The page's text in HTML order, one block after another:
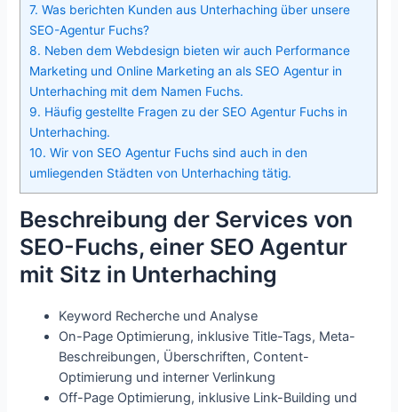
7. Was berichten Kunden aus Unterhaching über unsere
SEO-Agentur Fuchs?
8. Neben dem Webdesign bieten wir auch Performance
Marketing und Online Marketing an als SEO Agentur in
Unterhaching mit dem Namen Fuchs.
9. Häufig gestellte Fragen zu der SEO Agentur Fuchs in
Unterhaching.
10. Wir von SEO Agentur Fuchs sind auch in den
umliegenden Städten von Unterhaching tätig.
Beschreibung der Services von
SEO-Fuchs, einer SEO Agentur
mit Sitz in Unterhaching
Keyword Recherche und Analyse
On-Page Optimierung, inklusive Title-Tags, Meta-
Beschreibungen, Überschriften, Content-
Optimierung und interner Verlinkung
Off-Page Optimierung, inklusive Link-Building und